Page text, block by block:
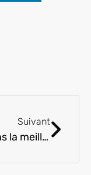
Suivant
Être dans la meilleure des conditions pour conduire sa moto